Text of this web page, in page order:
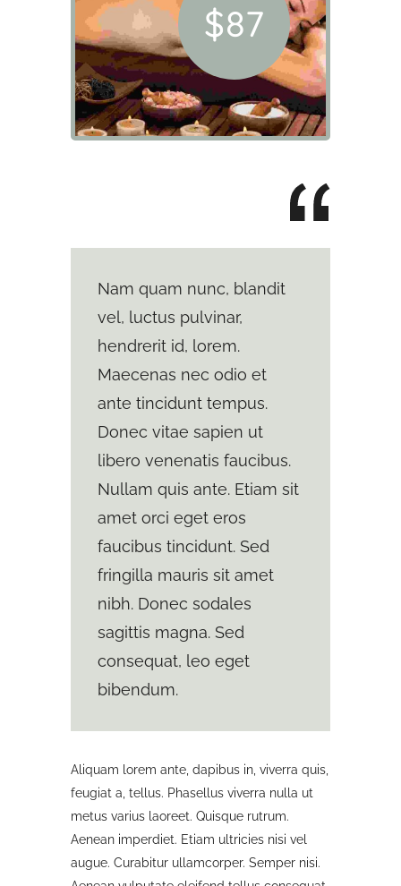
$87
Nam quam nunc, blandit
vel, luctus pulvinar,
hendrerit id, lorem.
Maecenas nec odio et
ante tincidunt tempus.
Donec vitae sapien ut
libero venenatis faucibus.
Nullam quis ante. Etiam sit
amet orci eget eros
faucibus tincidunt. Sed
fringilla mauris sit amet
nibh. Donec sodales
sagittis magna. Sed
consequat, leo eget
bibendum.
Aliquam lorem ante, dapibus in, viverra quis,
feugiat a, tellus. Phasellus viverra nulla ut
metus varius laoreet. Quisque rutrum.
Aenean imperdiet. Etiam ultricies nisi vel
augue. Curabitur ullamcorper. Semper nisi.